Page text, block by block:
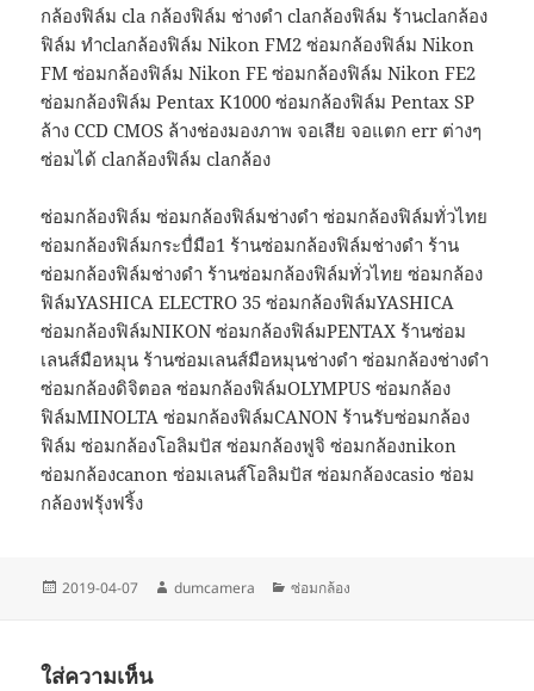
กล้องฟิล์ม cla กล้องฟิล์ม ช่างดำ claกล้องฟิล์ม ร้านclaกล้อง
ฟิล์ม ทำclaกล้องฟิล์ม Nikon FM2 ซ่อมกล้องฟิล์ม Nikon
FM ซ่อมกล้องฟิล์ม Nikon FE ซ่อมกล้องฟิล์ม Nikon FE2
ซ่อมกล้องฟิล์ม Pentax K1000 ซ่อมกล้องฟิล์ม Pentax SP
ล้าง CCD CMOS ล้างช่องมองภาพ จอเสีย จอแตก err ต่างๆ
ซ่อมได้ claกล้องฟิล์ม claกล้อง
ซ่อมกล้องฟิล์ม ซ่อมกล้องฟิล์มช่างดำ ซ่อมกล้องฟิล์มทั่วไทย
ซ่อมกล้องฟิล์มกระบื่มือ1 ร้านซ่อมกล้องฟิล์มช่างดำ ร้าน
ซ่อมกล้องฟิล์มช่างดำ ร้านซ่อมกล้องฟิล์มทั่วไทย ซ่อมกล้อง
ฟิล์มYASHICA ELECTRO 35 ซ่อมกล้องฟิล์มYASHICA
ซ่อมกล้องฟิล์มNIKON ซ่อมกล้องฟิล์มPENTAX ร้านซ่อม
เลนส์มือหมุน ร้านซ่อมเลนส์มือหมุนช่างดำ ซ่อมกล้องช่างดำ
ซ่อมกล้องดิจิตอล ซ่อมกล้องฟิล์มOLYMPUS ซ่อมกล้อง
ฟิล์มMINOLTA ซ่อมกล้องฟิล์มCANON ร้านรับซ่อมกล้อง
ฟิล์ม ซ่อมกล้องโอลิมปัส ซ่อมกล้องฟูจิ ซ่อมกล้องnikon
ซ่อมกล้องcanon ซ่อมเลนส์โอลิมปัส ซ่อมกล้องcasio ซ่อม
กล้องฟรุ้งฟริ้ง
เขียน
2019-04-07
ผู้
dumcamera
หมวด
ซ่อมกล้อง
ใส่ความเห็น